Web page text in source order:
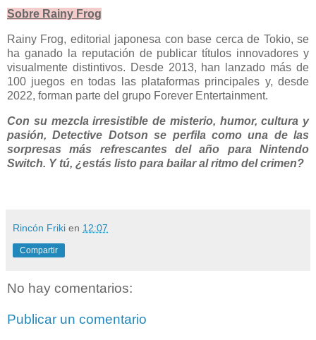
Sobre Rainy Frog
Rainy Frog, editorial japonesa con base cerca de Tokio, se
ha ganado la reputación de publicar títulos innovadores y
visualmente distintivos. Desde 2013, han lanzado más de
100 juegos en todas las plataformas principales y, desde
2022, forman parte del grupo Forever Entertainment.
Con su mezcla irresistible de misterio, humor, cultura y
pasión, Detective Dotson se perfila como una de las
sorpresas más refrescantes del año para Nintendo
Switch. Y tú, ¿estás listo para bailar al ritmo del crimen?
Rincón Friki en 12:07
Compartir
No hay comentarios:
Publicar un comentario